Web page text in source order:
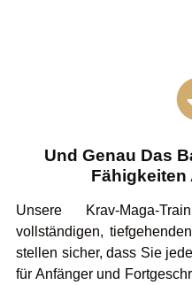
Und Genau Das
Fähigkeiten
Unsere Krav-Maga-
vollständigen,
stellen sicher, dass Sie
für Anfänger und